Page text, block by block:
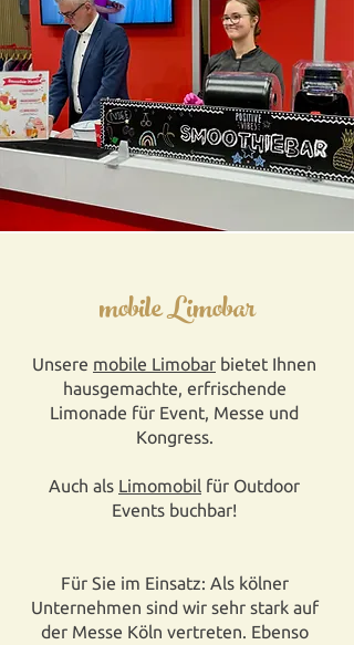
mobile Limobar
Unsere mobile Limobar bietet Ihnen
hausgemachte, erfrischende
Limonade für Event, Messe und
Kongress.
Auch als Limomobil für Outdoor
Events buchbar!
Für Sie im Einsatz: Als kölner
Unternehmen sind wir sehr stark auf
der Messe Köln vertreten. Ebenso